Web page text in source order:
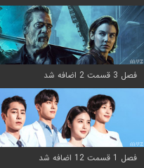
فصل 3 قسمت 2 اضافه شد
فصل 1 قسمت 12 اضافه شد